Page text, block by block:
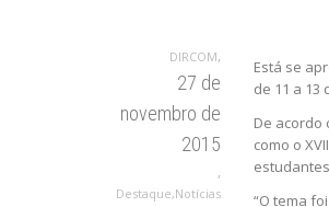
DIRCOM,
27 de
novembro de
2015
Destaque,Notícias
Está se
de 11 a
De acordo
como o
“O tema